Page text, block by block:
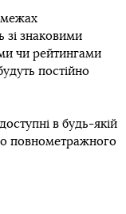
зі знаковими
чи рейтингами
постійно
в будь-якій
повнометражного